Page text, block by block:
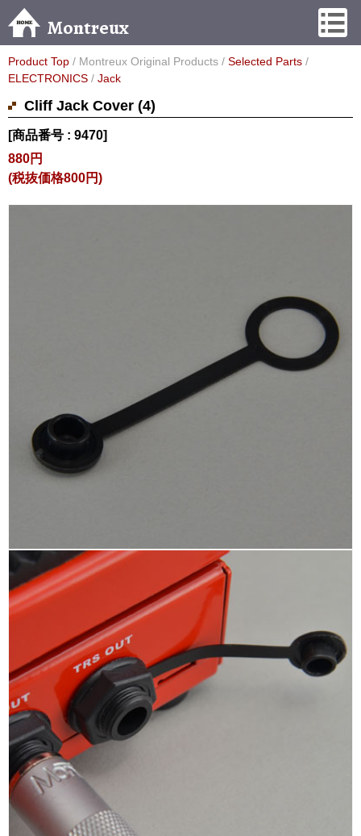
Montreux
Product Top / Montreux Original Products / Selected Parts /
ELECTRONICS / Jack
Cliff Jack Cover (4)
[商品番号 : 9470]
880円
(税抜価格800円)